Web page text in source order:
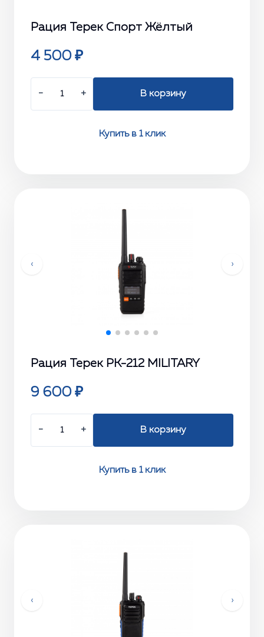
Рация Терек Спорт Жёлтый
4 500 ₽
− + В корзину
Купить в 1 клик
‹ ›
Рация Терек РК-212 MILITARY
9 600 ₽
− + В корзину
Купить в 1 клик
‹ ›